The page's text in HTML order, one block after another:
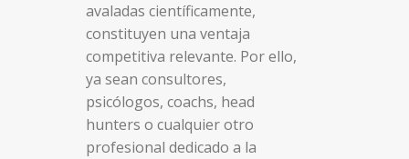
avaladas científicamente,
constituyen una ventaja
competitiva relevante. Por ello,
ya sean consultores,
psicólogos, coachs, head
hunters o cualquier otro
profesional dedicado a la